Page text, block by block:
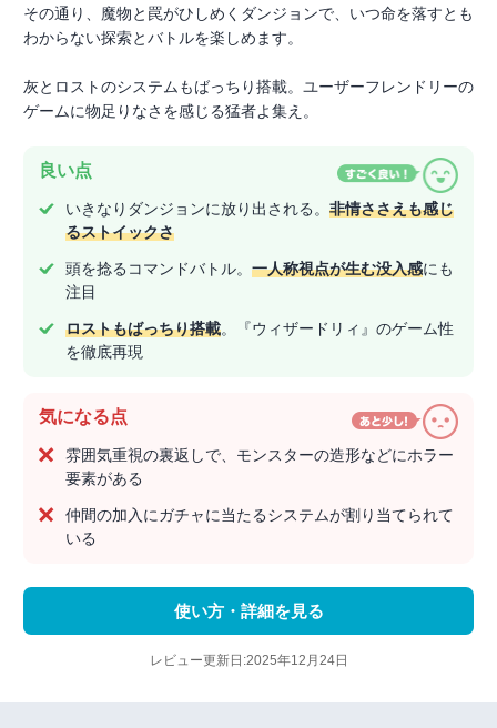
その通り、魔物と罠がひしめくダンジョンで、いつ命を落すとも
わからない探索とバトルを楽しめます。
灰とロストのシステムもばっちり搭載。ユーザーフレンドリーの
ゲームに物足りなさを感じる猛者よ集え。
良い点
いきなりダンジョンに放り出される。 非情ささえも感じ
るストイックさ
頭を捻るコマンドバトル。 一人称視点が生む没入感にも
注目
ロストもばっちり搭載。『ウィザードリィ』のゲーム性
を徹底再現
気になる点
雰囲気重視の裏返しで、モンスターの造形などにホラー
要素がある
仲間の加入にガチャに当たるシステムが割り当てられて
いる
使い方・詳細を見る
レビュー更新日:2025年12月24日